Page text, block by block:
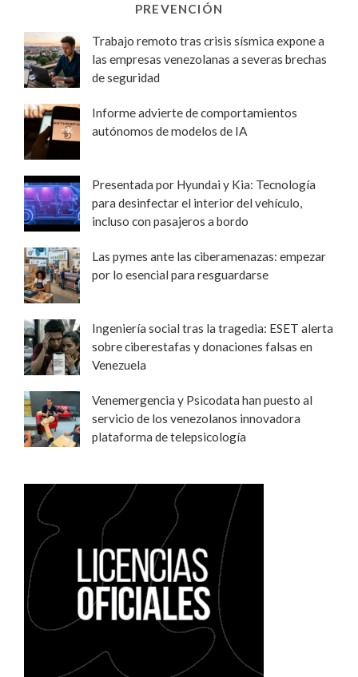
PREVENCIÓN
Trabajo remoto tras crisis sísmica expone a
las empresas venezolanas a severas brechas
de seguridad
Informe advierte de comportamientos
autónomos de modelos de IA
Presentada por Hyundai y Kia: Tecnología
para desinfectar el interior del vehículo,
incluso con pasajeros a bordo
Las pymes ante las ciberamenazas: empezar
por lo esencial para resguardarse
Ingeniería social tras la tragedia: ESET alerta
sobre ciberestafas y donaciones falsas en
Venezuela
Venemergencia y Psicodata han puesto al
servicio de los venezolanos innovadora
plataforma de telepsicología